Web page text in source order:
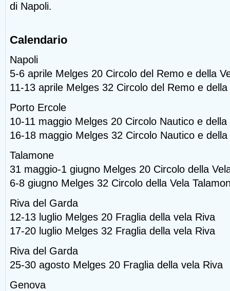
di Napoli.
Calendario
Napoli
5-6 aprile Melges 20 Circolo del Remo e della
11-13 aprile Melges 32 Circolo del Remo e
Porto Ercole
10-11 maggio Melges 20 Circolo Nautico e
16-18 maggio Melges 32 Circolo Nautico e
Talamone
31 maggio-1 giugno Melges 20 Circolo della
6-8 giugno Melges 32 Circolo della Vela
Riva del Garda
12-13 luglio Melges 20 Fraglia della vela Riva
17-20 luglio Melges 32 Fraglia della vela Riva
Riva del Garda
25-30 agosto Melges 20 Fraglia della vela Riva
Genova